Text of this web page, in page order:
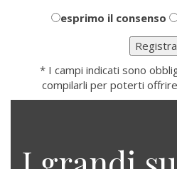
esprimo il consenso
* I campi indicati sono
compilarli per poterti